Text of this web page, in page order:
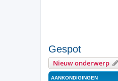
Gespot
Nieuw onderwerp
AANKONDIGINGEN